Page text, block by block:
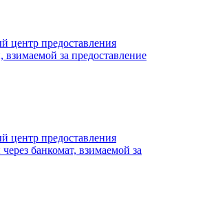
центр предоставления
за предоставление
центр предоставления
банкомат, взимаемой за